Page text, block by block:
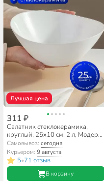
Лучшая цена
311 ₽
Салатник стеклокерамика,
круглый, 25х10 см, 2 л, Модерн,
Daniks, NOW100W
Самовывоз:сегодня
Курьером:9 августа
5•71 отзыв
В корзину